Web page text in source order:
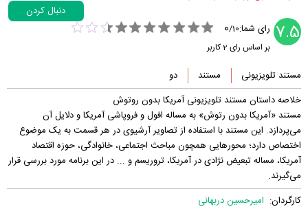
دنبال کردن
7.5 رای شما: 0/10
بر اساس رای 2کاربر
مستند تلویزیونی مستند
دو
خلاصه داستان مستند تلویزیونی آمریکا بدون روتوش
مستند «آمریکا بدون رتوش» به مساله افول و فروپاشی آمریکا و دلایل آن
می‌پردازد. این مستند با استفاده از تصاویر آرشیوی در هر قسمت به یک موضوع
اختصاص دارد؛ محورهایی همچون مباحث اجتماعی، خانوادگی، حوزه اقتصاد
آمریکا، مساله تبعیض نژادی در آمریکا، تروریسم و ... در این برنامه مورد بررسی قرار
می‌گیرند.
کارگردان: امیرحسین دربهانی